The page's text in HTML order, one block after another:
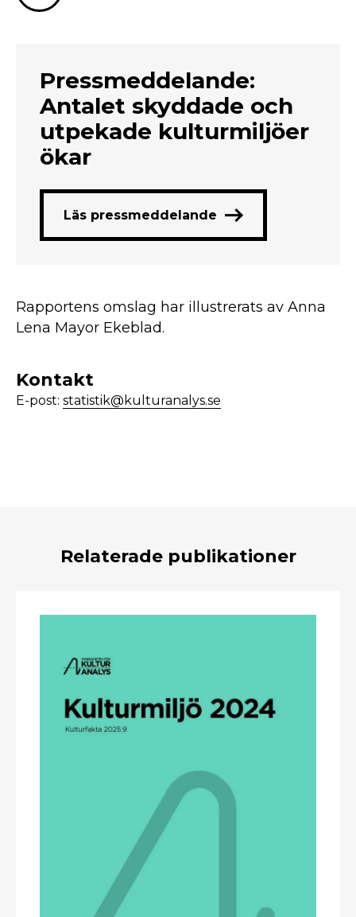
Pressmeddelande:
Antalet skyddade och
utpekade kulturmiljöer
ökar
Läs pressmeddelande
Rapportens omslag har illustrerats av Anna
Lena Mayor Ekeblad.
Kontakt
E-post: statistik@kulturanalys.se
Relaterade publikationer